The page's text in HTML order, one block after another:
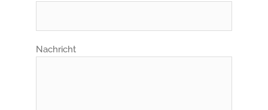
Nachricht